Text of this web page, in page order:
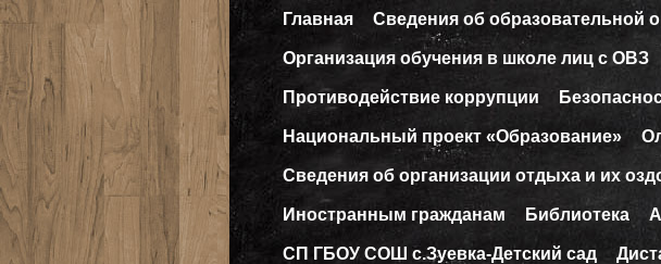
Главная Сведения об образовательной
Организация обучения в школе лиц с ОВЗ
Противодействие коррупции
Национальный проект «Образование»
Сведения об организации отдыха и их
Иностранным гражданам Библиотека
СП ГБОУ СОШ с.Зуевка-Детский сад